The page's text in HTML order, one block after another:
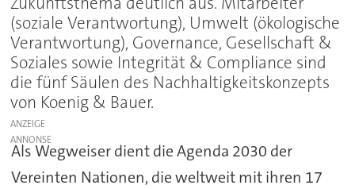
(soziale Verantwortung), Umwelt (ökologische
Verantwortung), Governance, Gesellschaft &
Soziales sowie Integrität & Compliance sind
die fünf Säulen des Nachhaltigkeitskonzepts
von Koenig & Bauer.
ANZEIGE
Als Wegweiser dient die Agenda 2030 der
Vereinten Nationen, die weltweit mit ihren 17